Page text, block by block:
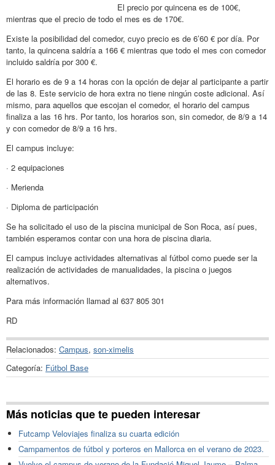
El precio por quincena es de 100€,
mientras que el precio de todo el mes es de 170€.
Existe la posibilidad del comedor, cuyo precio es de 6’60 € por día. Por
tanto, la quincena saldría a 166 € mientras que todo el mes con comedor
incluido saldría por 300 €.
El horario es de 9 a 14 horas con la opción de dejar al participante a partir
de las 8. Este servicio de hora extra no tiene ningún coste adicional. Así
mismo, para aquellos que escojan el comedor, el horario del campus
finaliza a las 16 hrs. Por tanto, los horarios son, sin comedor, de 8/9 a 14
y con comedor de 8/9 a 16 hrs.
El campus incluye:
· 2 equipaciones
· Merienda
· Diploma de participación
Se ha solicitado el uso de la piscina municipal de Son Roca, así pues,
también esperamos contar con una hora de piscina diaria.
El campus incluye actividades alternativas al fútbol como puede ser la
realización de actividades de manualidades, la piscina o juegos
alternativos.
Para más información llamad al 637 805 301
RD
Relacionados: Campus, son-ximelis
Categoría: Fútbol Base
Más noticias que te pueden interesar
Futcamp Veloviajes finaliza su cuarta edición
Campamentos de fútbol y porteros en Mallorca en el verano de 2023.